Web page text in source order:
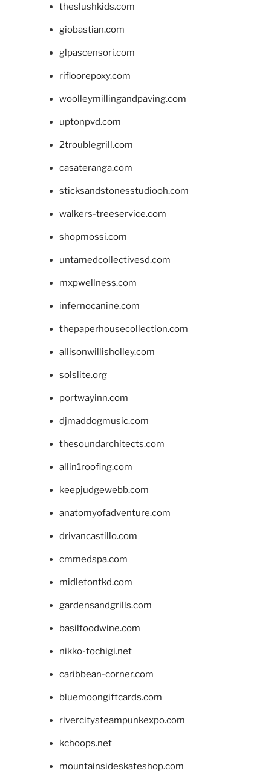
theslushkids.com
giobastian.com
glpascensori.com
rifloorepoxy.com
woolleymillingandpaving.com
uptonpvd.com
2troublegrill.com
casateranga.com
sticksandstonesstudiooh.com
walkers-treeservice.com
shopmossi.com
untamedcollectivesd.com
mxpwellness.com
infernocanine.com
thepaperhousecollection.com
allisonwillisholley.com
solslite.org
portwayinn.com
djmaddogmusic.com
thesoundarchitects.com
allin1roofing.com
keepjudgewebb.com
anatomyofadventure.com
drivancastillo.com
cmmedspa.com
midletontkd.com
gardensandgrills.com
basilfoodwine.com
nikko-tochigi.net
caribbean-corner.com
bluemoongiftcards.com
rivercitysteampunkexpo.com
kchoops.net
mountainsideskateshop.com